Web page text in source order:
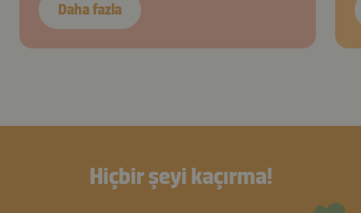
Daha fazla
Hiçbir şeyi kaçırma!